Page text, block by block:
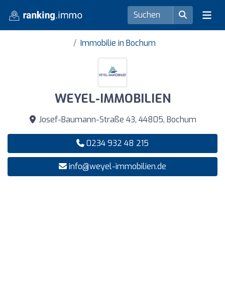
Immobilie in Bochum
WEYEL-IMMOBILIEN
Josef-Baumann-Straße 43, 44805, Bochum
0234 932 48 215
info@weyel-immobilien.de